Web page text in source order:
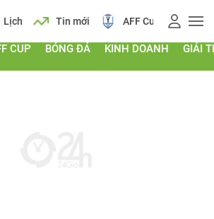
Tin mới AFF Cup Giá vàng
CUP BÓNG ĐÁ KINH DOANH GIẢI